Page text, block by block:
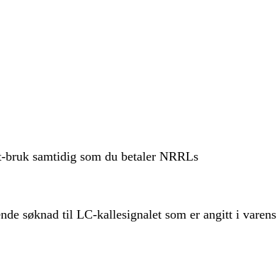
samtidig som du betaler NRRLs
søknad til LC-kallesignalet som er angitt i varens